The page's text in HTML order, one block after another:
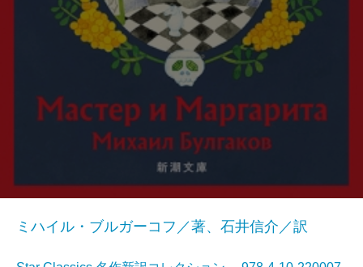
ミハイル・ブルガーコフ／著、石井信介／訳